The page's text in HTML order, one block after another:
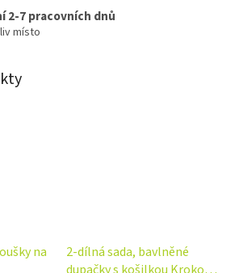
2-7 pracovních dnů
místo
na
2-dílná sada, bavlněné